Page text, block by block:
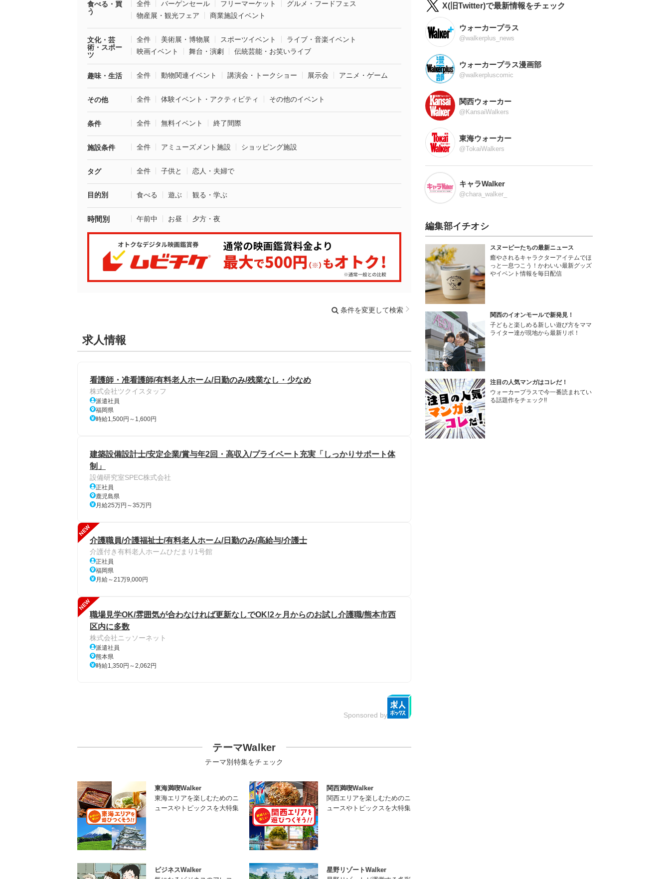
食べる・買
う
全件 バーゲンセール フリーマーケット
グルメ・フードフェス
物産展・観光フェア
商業施設イベント
文化・芸
術・スポー
ツ
全件 美術展・博物展 スポーツイベント
ライブ・音楽イベント
映画イベント
舞台・演劇 伝統芸能・お笑いライブ
趣味・生活 全件 動物関連イベント 講演会・トークショー 展示会 アニメ・ゲーム
その他 全件 体験イベント・アクティビティ その他のイベント
条件 全件 無料イベント 終了間際
施設条件 全件 アミューズメント施設 ショッピング施設
タグ 全件 子供と 恋人・夫婦で
目的別 食べる 遊ぶ 観る・学ぶ
時間別 午前中 お昼 夕方・夜
条件を変更して検索
求人情報
看護師・准看護師/有料老人ホーム/日勤のみ/残業なし・少なめ
株式会社ツクイスタッフ
派遣社員
福岡県
時給1,500円～1,600円
建築設備設計士/安定企業/賞与年2回・高収入/プライベート充実「しっかりサポート体
制」
設備研究室SPEC株式会社
正社員
鹿児島県
月給25万円～35万円
NEW
介護職員/介護福祉士/有料老人ホーム/日勤のみ/高給与/介護士
介護付き有料老人ホームひだまり1号館
正社員
福岡県
月給～21万9,000円
NEW
職場見学OK/雰囲気が合わなければ更新なしでOK!2ヶ月からのお試し介護職/熊本市西
区内に多数
株式会社ニッソーネット
派遣社員
熊本県
時給1,350円～2,062円
Sponsored by
テーマWalker
テーマ別特集をチェック
東海満喫Walker
東海エリアを楽しむためのニ
ュースやトピックスを大特集
関西満喫Walker
関西エリアを楽しむためのニ
ュースやトピックスを大特集
ビジネスWalker
星野リゾートWalker
X(旧Twitter)で最新情報をチェック
ウォーカープラス
@walkerplus_news
ウォーカープラス漫画部
@walkerpluscomic
関西ウォーカー
@KansaiWalkers
東海ウォーカー
@TokaiWalkers
キャラWalker
@chara_walker_
編集部イチオシ
スヌーピーたちの最新ニュース
癒やされるキャラクターアイテムでほ
っと一息つこう！かわいい最新グッズ
やイベント情報を毎日配信
関西のイオンモールで新発見！
子どもと楽しめる新しい遊び方をママ
ライター達が現地から最新リポ！
注目の人気マンガはコレだ！
ウォーカープラスで今一番読まれてい
る話題作をチェック!!